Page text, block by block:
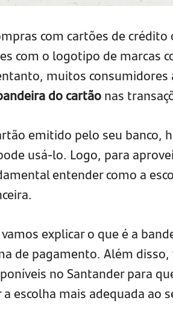
com cartões de
com o logotipo de marcas
muitos
do cartãonas
emitido pelo seu banco,
usá-lo. Logo, para
entender como a
explicar o que é a
de pagamento. Além
no Santander para
escolha mais adequada ao